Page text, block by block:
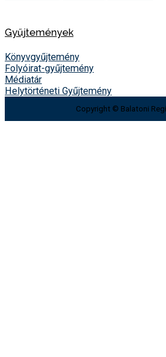
Gyűjtemények
Könyvgyűjtemény
Folyóirat-gyűjtemény
Médiatár
Helytörténeti Gyűjtemény
Copyright © Balatoni